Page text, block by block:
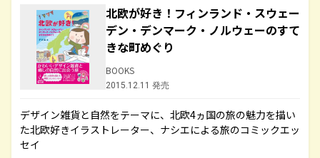
北欧が好き！フィンランド・スウェー
デン・デンマーク・ノルウェーのすて
きな町めぐり
BOOKS
2015.12.11 発売
デザイン雑貨と自然をテーマに、北欧4ヵ国の旅の魅力を描い
た北欧好きイラストレーター、ナシエによる旅のコミックエッ
セイ